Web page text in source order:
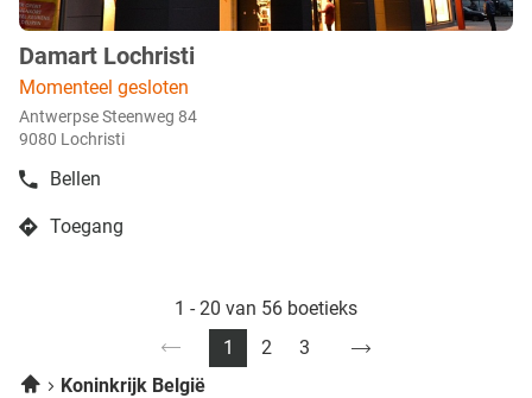
boetiek
:
Damart Lochristi
Momenteel gesloten
Antwerpse Steenweg 84
9080 Lochristi
Bellen
de
DamartToegang
naar
1 - 20 van 56 boetieks
pagina
1Huidige
Ga
2
Ga
3
naar
HomeKoninkrijk België